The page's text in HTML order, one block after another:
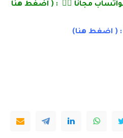
مجانا 👌🏽 : ( اضغط هنا
( اضغط هنا)